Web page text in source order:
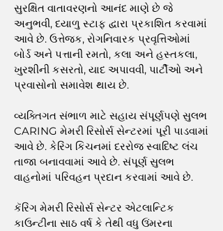
સુરક્ષિત વાતાવરણનો આનંદ માણે છે જે
અનુભવી, દયાળુ સ્ટાફ દ્વારા પ્રકાશિત કરવામાં
આવે છે. ઉત્તેજક, રોગનિવારક પ્રવૃત્તિઓમાં
બોર્ડ અને પત્તાની રમતો, કલા અને હસ્તકલા,
ખુરશીની કસરતો, યાદ અપાવવી, પાર્ટીઓ અને
પ્રવાસોનો સમાવેશ થાય છે.
વ્યક્તિગત સંભાળ માટે સહાય સંપૂર્ણપણે સુલભ
CARING મેમરી રિસોર્સ સેન્ટરમાં પૂરી પાડવામાં
આવે છે. કેરિંગ કિચનમાં દરરોજ સ્વાદિષ્ટ લંચ
તાજા બનાવવામાં આવે છે. સંપૂર્ણ સુલભ
વાહનોમાં પરિવહન પ્રદાન કરવામાં આવે છે.
કૅરિંગ મેમરી રિસોર્સ સેન્ટર એટલાન્ટિક
કાઉન્ટીના સાઠ વર્ષ કે તેથી વધુ ઉંમરના